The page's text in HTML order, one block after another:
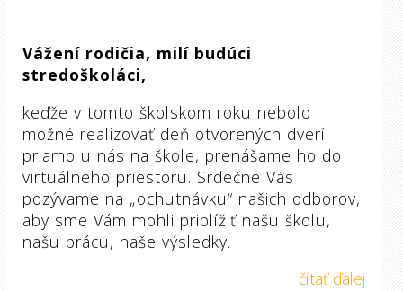
Vážení rodičia, milí budúci
stredoškoláci,
keďže v tomto školskom roku nebolo
možné realizovať deň otvorených dverí
priamo u nás na škole, prenášame ho do
virtuálneho priestoru. Srdečne Vás
pozývame na „ochutnávku“ našich odborov,
aby sme Vám mohli priblížiť našu školu,
našu prácu, naše výsledky.
čítať ďalej